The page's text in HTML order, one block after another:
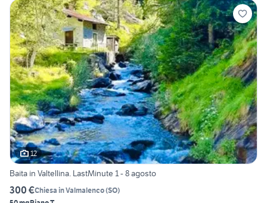
12
Baita in Valtellina. LastMinute 1 - 8 agosto
300 €Chiesa in Valmalenco(SO)